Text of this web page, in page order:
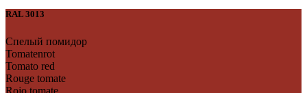
RAL 3013
Спелый помидор
Tomatenrot
Tomato red
Rouge tomate
Rojo tomate